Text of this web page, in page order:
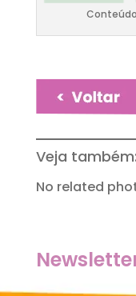
Veja também:
No related